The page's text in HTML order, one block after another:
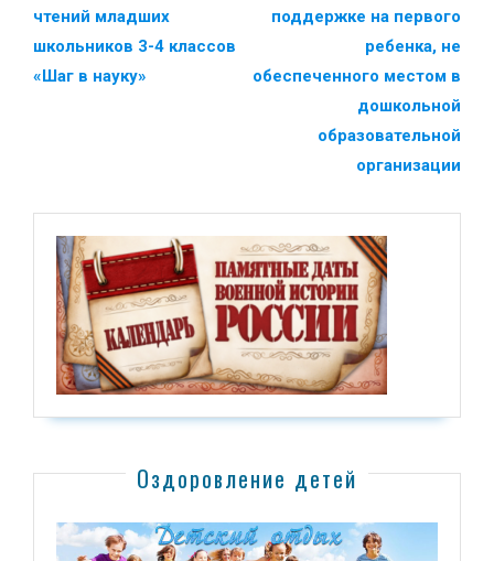
чтений младших
школьников 3-4 классов
«Шаг в науку»
поддержке на первого
ребенка, не
обеспеченного местом в
дошкольной
образовательной
организации
Оздоровление детей